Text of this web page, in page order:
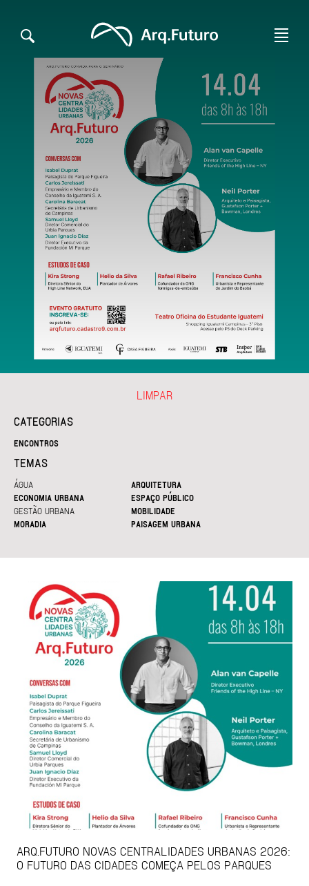
CATEGORIAS
ENCONTROS
TEMAS
ÁGUA
ARQUITETURA
ECONOMIA URBANA
ESPAÇO PÚBLICO
GESTÃO URBANA
MOBILIDADE
MORADIA
PAISAGEM URBANA
LIMPAR
ARQ.FUTURO NOVAS CENTRALIDADES URBANAS 2026:
O FUTURO DAS CIDADES COMEÇA PELOS PARQUES